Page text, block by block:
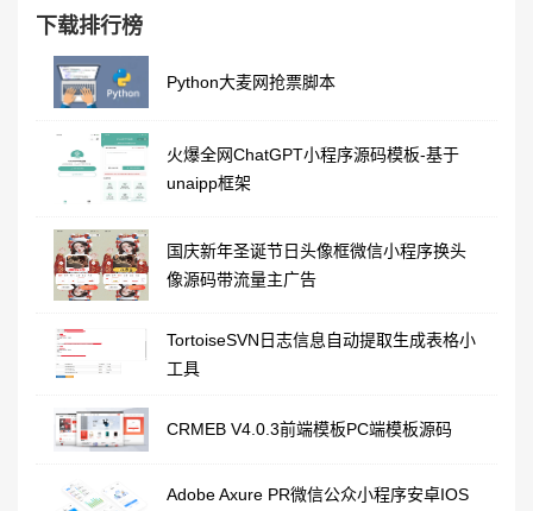
下载排行榜
Python大麦网抢票脚本
火爆全网ChatGPT小程序源码模板-基于
unaipp框架
国庆新年圣诞节日头像框微信小程序换头
像源码带流量主广告
TortoiseSVN日志信息自动提取生成表格小
工具
CRMEB V4.0.3前端模板PC端模板源码
Adobe Axure PR微信公众小程序安卓IOS